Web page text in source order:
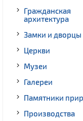
Гражданская
архитектура
Замки и дворцы
Церкви
Музеи
Галереи
Памятники
Производства